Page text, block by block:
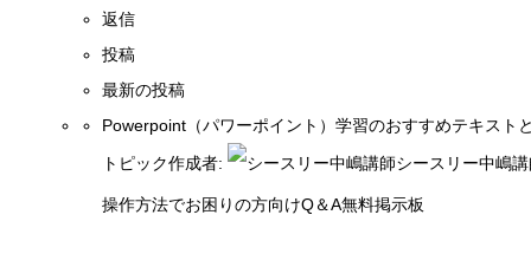
返信
投稿
最新の投稿
Powerpoint（パワーポイント）学習のおすすめテキスト
トピック作成者:
シースリー中嶋
操作方法でお困りの方向けQ＆A無料掲示板